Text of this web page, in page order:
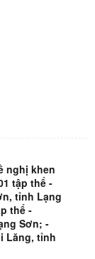
nghị khen
tập thể -
tỉnh Lạng
thể -
Sơn; -
Lăng, tỉnh